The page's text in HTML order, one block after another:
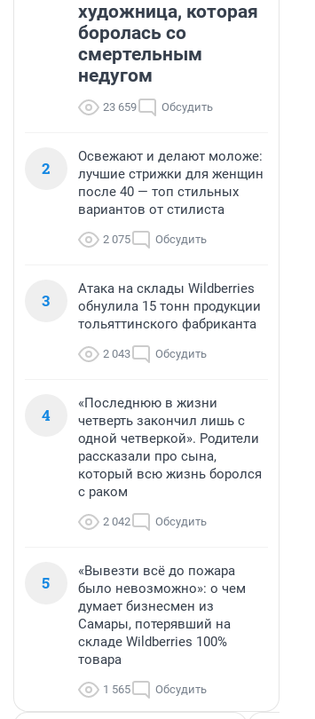
художница, которая
боролась со
смертельным
недугом
23 659 Обсудить
2
Освежают и делают моложе:
лучшие стрижки для женщин
после 40 — топ стильных
вариантов от стилиста
2 075 Обсудить
3
Атака на склады Wildberries
обнулила 15 тонн продукции
тольяттинского фабриканта
2 043 Обсудить
4
«Последнюю в жизни
четверть закончил лишь с
одной четверкой». Родители
рассказали про сына,
который всю жизнь боролся
с раком
2 042 Обсудить
5
«Вывезти всё до пожара
было невозможно»: о чем
думает бизнесмен из
Самары, потерявший на
складе Wildberries 100%
товара
1 565 Обсудить